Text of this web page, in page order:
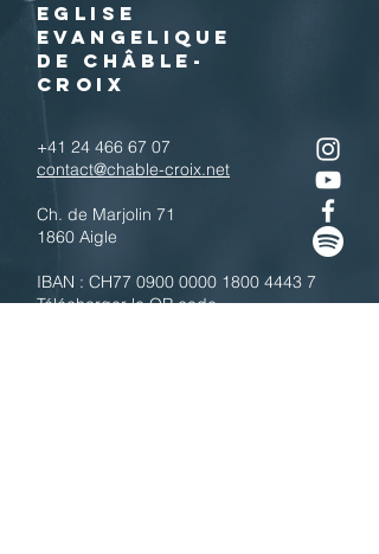
EGLISE
EVANGELIQUE
DE CHÂBLE-
CROIX
+41 24 466 67 07
contact@chable-croix.net
Ch. de Marjolin 71
1860 Aigle
IBAN : CH77 0900 0000 1800 4443 7
Télécharger le QR code